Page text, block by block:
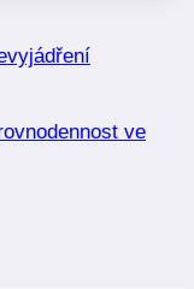
ve